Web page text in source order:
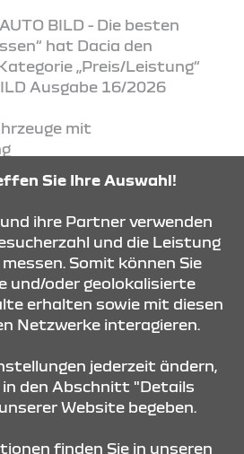
BILD - Die besten
hat Dacia den
„Preis/Leistung“
Ausgabe 16/2026
mit
Sie Ihre Auswahl!
ihre Partner verwenden
und die Leistung
Somit können Sie
und/oder geolokalisierte
erhalten sowie mit diesen
Netzwerke interagieren.
jederzeit ändern,
in den Abschnitt "Details
Website begeben.
finden Sie in unseren